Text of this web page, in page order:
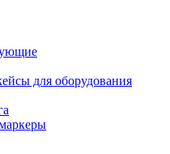
для оборудования